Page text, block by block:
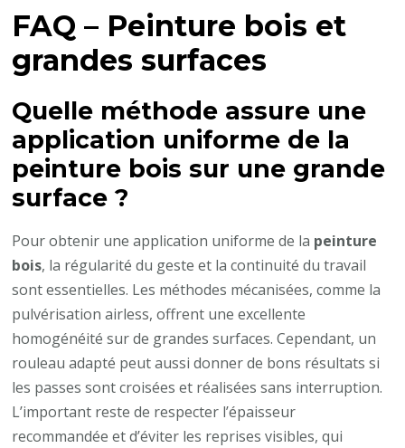
FAQ – Peinture bois et
grandes surfaces
Quelle méthode assure une
application uniforme de la
peinture bois sur une grande
surface ?
Pour obtenir une application uniforme de la peinture
bois, la régularité du geste et la continuité du travail
sont essentielles. Les méthodes mécanisées, comme la
pulvérisation airless, offrent une excellente
homogénéité sur de grandes surfaces. Cependant, un
rouleau adapté peut aussi donner de bons résultats si
les passes sont croisées et réalisées sans interruption.
L’important reste de respecter l’épaisseur
recommandée et d’éviter les reprises visibles, qui